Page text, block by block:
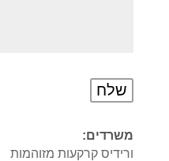
משרדים:
ורידיס קרקעות מזוהמות